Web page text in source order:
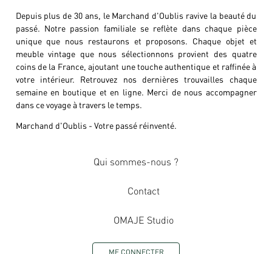
Depuis plus de 30 ans, le Marchand d'Oublis ravive la beauté du
passé. Notre passion familiale se reflète dans chaque pièce
unique que nous restaurons et proposons. Chaque objet et
meuble vintage que nous sélectionnons provient des quatre
coins de la France, ajoutant une touche authentique et raffinée à
votre intérieur. Retrouvez nos dernières trouvailles chaque
semaine en boutique et en ligne. Merci de nous accompagner
dans ce voyage à travers le temps.
Marchand d'Oublis - Votre passé réinventé.
Qui sommes-nous ?
Contact
OMAJE Studio
ME CONNECTER